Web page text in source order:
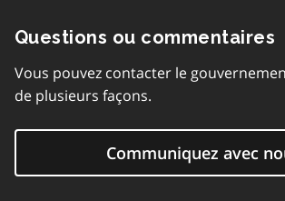
Questions ou commentaires
Vous pouvez contacter le
de plusieurs façons.
Communiquez avec